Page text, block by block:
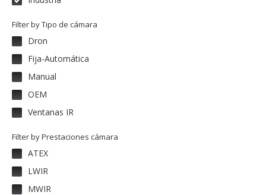
Filter by Tipo de cámara
Dron
Fija-Automática
Manual
OEM
Ventanas IR
Filter by Prestaciones cámara
ATEX
LWIR
MWIR